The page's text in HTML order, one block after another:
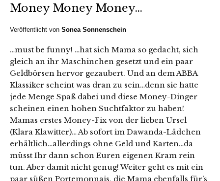
Money Money Money…
Veröffentlicht von Sonea Sonnenschein
…must be funny! …hat sich Mama so gedacht, sich
gleich an ihr Maschinchen gesetzt und ein paar
Geldbörsen hervor gezaubert. Und an dem ABBA
Klassiker scheint was dran zu sein…denn sie hatte
jede Menge Spaß dabei und diese Money-Dinger
scheinen einen hohen Suchtfaktor zu haben!
Mamas erstes Money-Fix von der lieben Ursel
(Klara Klawitter)… Ab sofort im Dawanda-Lädchen
erhältlich…allerdings ohne Geld und Karten…da
müsst Ihr dann schon Euren eigenen Kram rein
tun. Aber damit nicht genug! Weiter geht es mit ein
paar süßen Portemonnais, die Mama ebenfalls für’s